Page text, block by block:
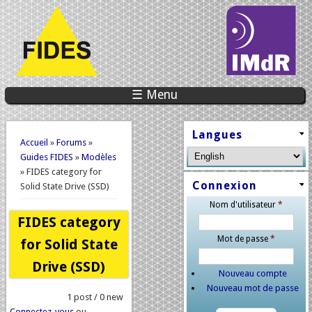
☰ Menu
Vous êtes ici
Accueil » Forums»
Guides FIDES » Modèles
» FIDES category for
Solid State Drive (SSD)
FIDES category
for Solid State
Drive (SSD)
1 post / 0 new
Langues
Connexion
Nom d'utilisateur *
Mot de passe *
Nouveau compte
Nouveau mot de passe